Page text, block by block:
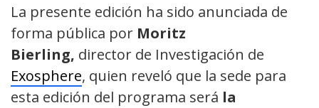
La presente edición ha sido anunciada de
forma pública por Moritz
Bierling, director de Investigación de
Exosphere, quien reveló que la sede para
esta edición del programa será la